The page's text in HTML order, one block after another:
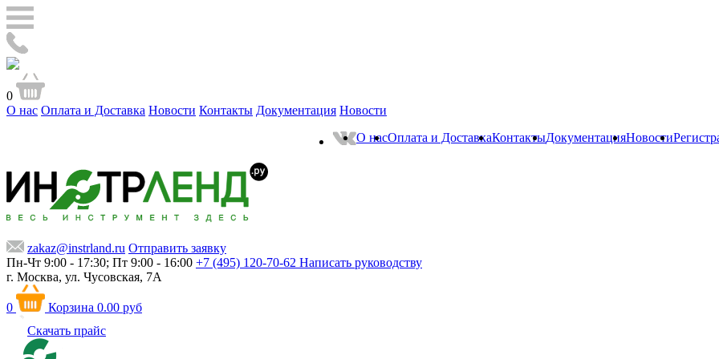
0
О нас Оплата и Доставка Новости Контакты Документация Новости
О насОплата и ДоставкаКонтактыДокументацияНовости
zakaz@instrland.ru Отправить заявку
Пн-Чт 9:00 - 17:30; Пт 9:00 - 16:00 +7 (495) 120-70-62 Написать руководству
г. Москва, ул. Чусовская, 7А
0 Корзина 0.00 руб
Скачать прайс